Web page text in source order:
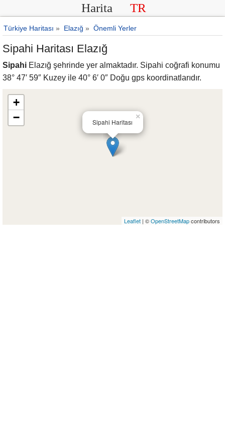
Harita TR
Türkiye Haritası » Elazığ » Önemli Yerler
Sipahi Haritası Elazığ
Sipahi Elazığ şehrinde yer almaktadır. Sipahi coğrafi konumu
38° 47′ 59″ Kuzey ile 40° 6′ 0″ Doğu gps koordinatlarıdır.
Sipahi Haritası
×
+
−
Leaflet | ©OpenStreetMapcontributors